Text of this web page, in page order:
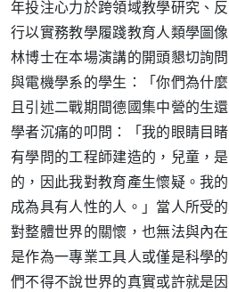
年投注心力於跨領域教學研究、
行以實務教學履踐教育人類學圖
林博士在本場演講的開頭懇切詢
與電機學系的學生：「你們為什
且引述二戰期間德國集中營的生
學者沉痛的叩問：「我的眼睛目
有學問的工程師建造的，兒童，
的，因此我對教育產生懷疑。我
成為具有人性的人。」當人所受
對整體世界的關懷，也無法與內
是作為一專業工具人或僅是科學
們不得不說世界的真實或許就是